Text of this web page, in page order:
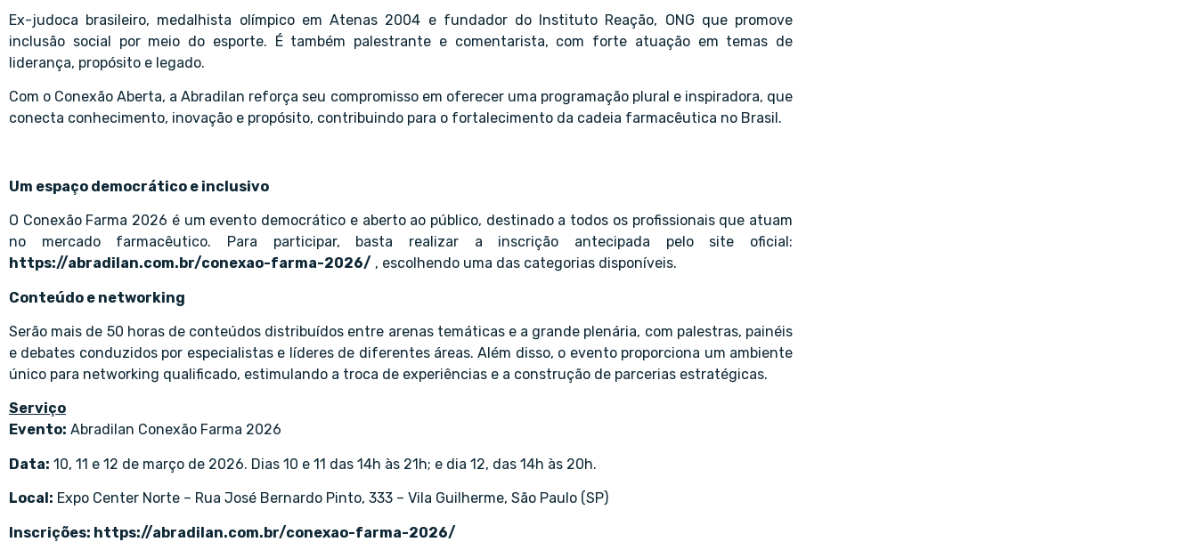
Ex-judoca brasileiro, medalhista olímpico em Atenas 2004 e fundador do Instituto Reação, ONG que promove
inclusão social por meio do esporte. É também palestrante e comentarista, com forte atuação em temas de
liderança, propósito e legado.
Com o Conexão Aberta, a Abradilan reforça seu compromisso em oferecer uma programação plural e inspiradora, que
conecta conhecimento, inovação e propósito, contribuindo para o fortalecimento da cadeia farmacêutica no Brasil.
Um espaço democrático e inclusivo
O Conexão Farma 2026 é um evento democrático e aberto ao público, destinado a todos os profissionais que atuam
no mercado farmacêutico. Para participar, basta realizar a inscrição antecipada pelo site oficial:
https://abradilan.com.br/conexao-farma-2026/ , escolhendo uma das categorias disponíveis.
Conteúdo e networking
Serão mais de 50 horas de conteúdos distribuídos entre arenas temáticas e a grande plenária, com palestras, painéis
e debates conduzidos por especialistas e líderes de diferentes áreas. Além disso, o evento proporciona um ambiente
único para networking qualificado, estimulando a troca de experiências e a construção de parcerias estratégicas.
Serviço
Evento: Abradilan Conexão Farma 2026
Data: 10, 11 e 12 de março de 2026. Dias 10 e 11 das 14h às 21h; e dia 12, das 14h às 20h.
Local: Expo Center Norte – Rua José Bernardo Pinto, 333 – Vila Guilherme, São Paulo (SP)
Inscrições: https://abradilan.com.br/conexao-farma-2026/